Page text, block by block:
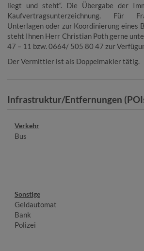
liegt und steht“. Die Übergabe der
Kaufvertragsunterzeichnung. Für
Unterlagen oder zur Koordinierung eines
steht Ihnen Herr Christian Poth gerne
47 – 11 bzw. 0664/ 505 80 47 zur
Der Vermittler ist als Doppelmakler tätig.
Infrastruktur/Entfernungen
Verkehr
Bus
Sonstige
Geldautomat
Bank
Polizei